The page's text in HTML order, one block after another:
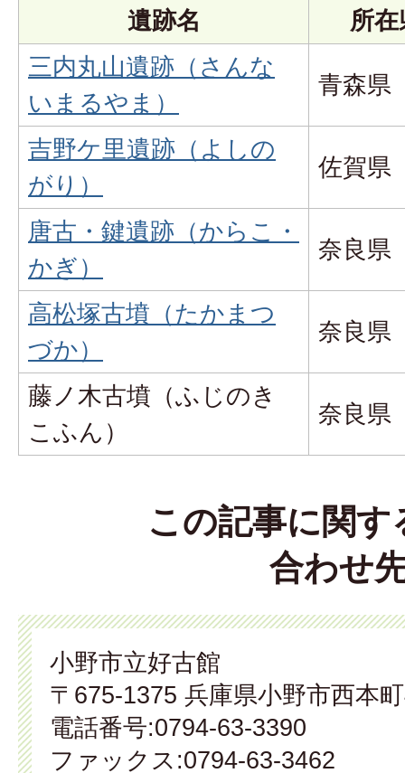
遺跡名
所在
三内丸山遺跡（さんな
いまるやま）
青森県
吉野ケ里遺跡（よしの
がり）
佐賀県
唐古・鍵遺跡（からこ・
かぎ）
奈良県
高松塚古墳（たかまつ
づか）
奈良県
藤ノ木古墳（ふじのき
こふん）
奈良県
この記事に関す
合わせ
小野市立好古館
〒675-1375 兵庫県小野市西本
電話番号:0794-63-3390
ファックス:0794-63-3462